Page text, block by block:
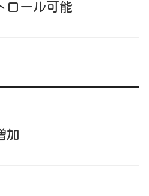
ール可能
加